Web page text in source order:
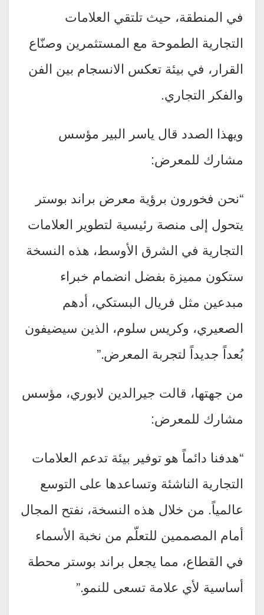
في المنطقة، حيث تلتقي العلامات
التجارية الطموحة مع المستثمرين وصنّاع
القرار، في بيئة تعكس الانسجام بين الفن
والفكر التجاري.
ويهذا الصدد قال ياسر البير مؤسس
مشارك للمعرض:
“نحن فخورون برؤية معرض براند بوستر
يتحول إلى منصة رئيسية لتطوير العلامات
التجارية في الشرق الأوسط، هذه النسخة
ستكون مميزة بفضل انضمام خبراء
مبدعين مثل فريال البستكي، أدهم
الصعيري، وكريس سلوم، الذين سيضيفون
بُعداً جديداً لتجربة المعرض.”
من جهتها، قالت جيرالدين لابوري، مؤسس
مشارك للمعرض:
“هدفنا دائماً هو توفير بيئة تدعم العلامات
التجارية الناشئة وتساعدها على التوسع
عالمياً. من خلال هذه النسخة، نفتح المجال
أمام المصممين للتعلّم من نخبة الأسماء
في القطاع، مما يجعل براند بوستر محطة
أساسية لأي علامة تسعى للنمو.”